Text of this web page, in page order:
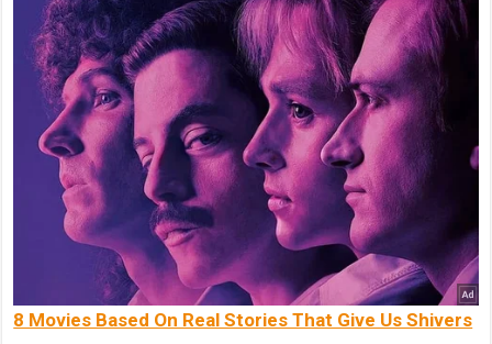
8 Movies Based On Real Stories That Give Us Shivers